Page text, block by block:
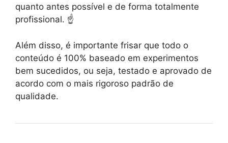
quanto antes possível e de forma totalmente
profissional. ☝️
Além disso, é importante frisar que todo o
conteúdo é 100% baseado em experimentos
bem sucedidos, ou seja, testado e aprovado de
acordo com o mais rigoroso padrão de
qualidade.